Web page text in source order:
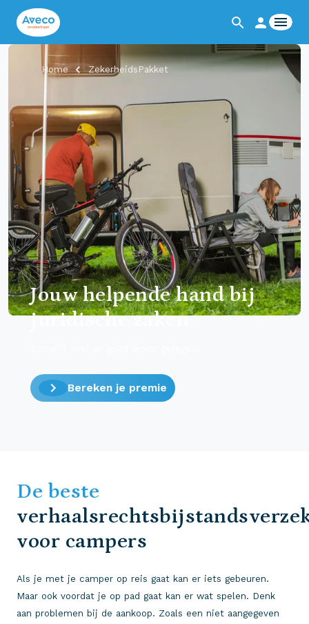
Home ZekerheidsPakket
Jouw helpende hand bij
juridische zaken
Bereken je premie
De beste
voor campers
Als je met je camper op reis gaat kan er iets gebeuren.
Maar ook voordat je op pad gaat kan er wat spelen. Denk
aan problemen bij de aankoop. Zoals een niet aangegeven